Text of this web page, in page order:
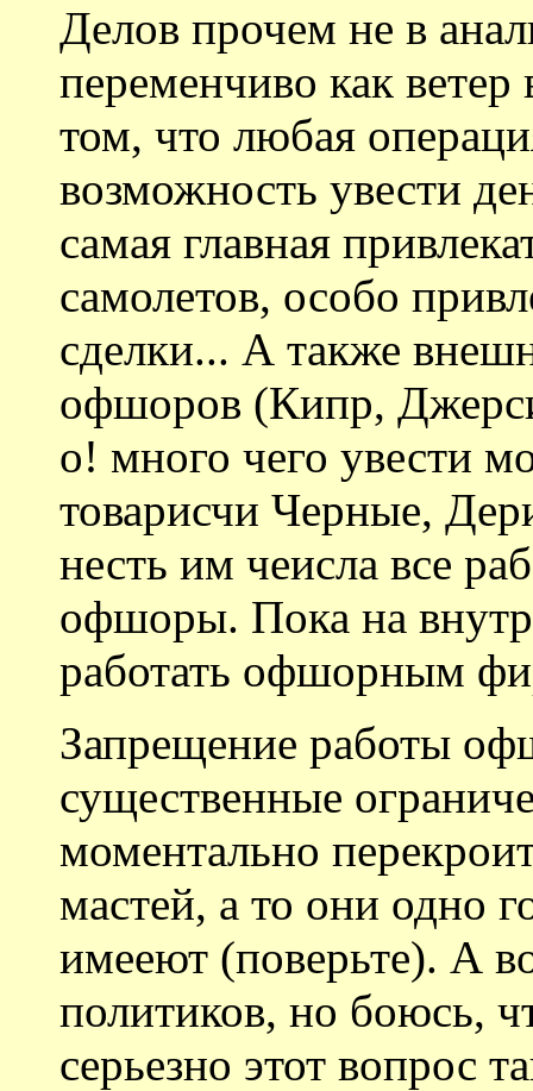
Делов прочем не в
переменчиво как
том, что любая
возможность увести
самая главная
самолетов, особо
сделки... А также
офшоров (Кипр,
о! много чего увести
товарисчи Черные,
несть им чеисла все
офшоры. Пока на
работать офшорным
Запрещение работы
существенные
моментально
мастей, а то они одно
имееют (поверьте). А
политиков, но боюсь,
серьезно этот вопрос